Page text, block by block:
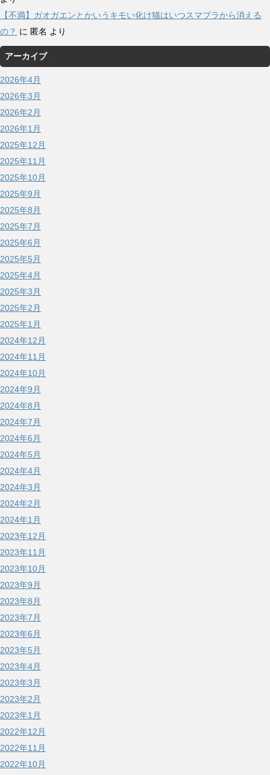
【不満】ガオガエンとかいうキモい化け猫はいつスマブラから消える
の？ に 匿名 より
アーカイブ
2026年4月
2026年3月
2026年2月
2026年1月
2025年12月
2025年11月
2025年10月
2025年9月
2025年8月
2025年7月
2025年6月
2025年5月
2025年4月
2025年3月
2025年2月
2025年1月
2024年12月
2024年11月
2024年10月
2024年9月
2024年8月
2024年7月
2024年6月
2024年5月
2024年4月
2024年3月
2024年2月
2024年1月
2023年12月
2023年11月
2023年10月
2023年9月
2023年8月
2023年7月
2023年6月
2023年5月
2023年4月
2023年3月
2023年2月
2023年1月
2022年12月
2022年11月
2022年10月